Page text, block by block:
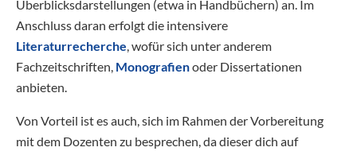
Überblicksdarstellungen (etwa in Handbüchern) an. Im
Anschluss daran erfolgt die intensivere
Literaturrecherche , wofür sich unter anderem
Fachzeitschriften, Monografienoder Dissertationen
anbieten.
Von Vorteil ist es auch, sich im Rahmen der Vorbereitung
mit dem Dozenten zu besprechen, da dieser dich auf